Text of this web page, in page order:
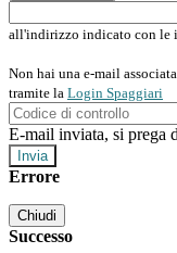
all'indirizzo indicato con le
Non hai una e-mail
tramite la Login Spaggiari
E-mail inviata, si prega
Errore
Chiudi
Successo